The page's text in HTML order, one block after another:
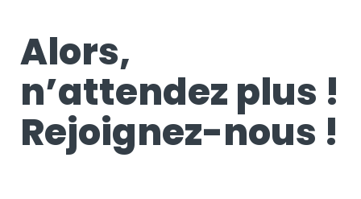
Alors,
n’attendez plus !
Rejoignez-nous !